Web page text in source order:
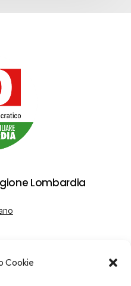
Cookie
Lombardia
sui cookie